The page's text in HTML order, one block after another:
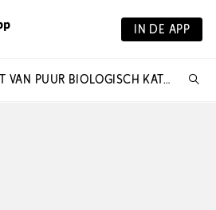
IN DE APP
LOOSE FIT T-SHIRT VAN PUUR BIOLOGISCH KATOEN MET GROTE PRINT OP DE RUG